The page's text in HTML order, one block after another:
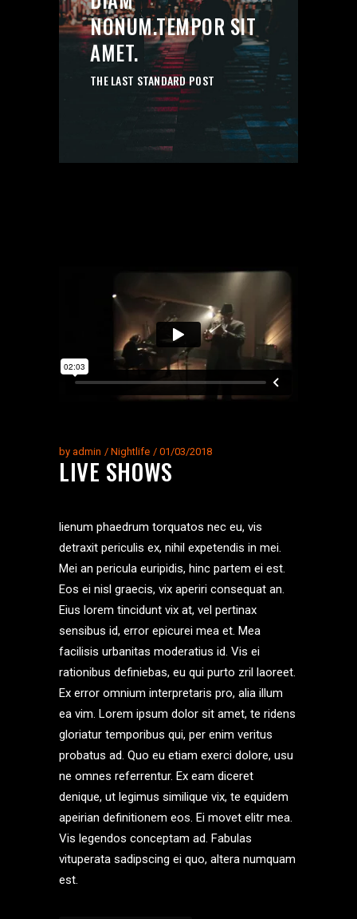
NONUM.TEMPOR SIT
AMET.
THE LAST STANDARD POST
by admin Nightlife 01/03/2018
LIVE SHOWS
lienum phaedrum torquatos nec eu, vis
detraxit periculis ex, nihil expetendis in mei.
Mei an pericula euripidis, hinc partem ei est.
Eos ei nisl graecis, vix aperiri consequat an.
Eius lorem tincidunt vix at, vel pertinax
sensibus id, error epicurei mea et. Mea
facilisis urbanitas moderatius id. Vis ei
rationibus definiebas, eu qui purto zril laoreet.
Ex error omnium interpretaris pro, alia illum
ea vim. Lorem ipsum dolor sit amet, te ridens
gloriatur temporibus qui, per enim veritus
probatus ad. Quo eu etiam exerci dolore, usu
ne omnes referrentur. Ex eam diceret
denique, ut legimus similique vix, te equidem
apeirian definitionem eos. Ei movet elitr mea.
Vis legendos conceptam ad. Fabulas
vituperata sadipscing ei quo, altera numquam
est.